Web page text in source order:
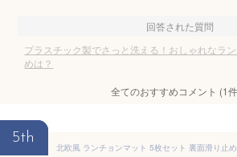
回答された質問
プラスチック製でさっと洗える！おしゃれなラ
めは？
全てのおすすめコメント (1
5th